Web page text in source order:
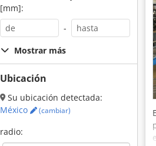
[mm]:
-
Mostrar más
Ubicación
Su ubicación detectada:
México
(cambiar)
radio: